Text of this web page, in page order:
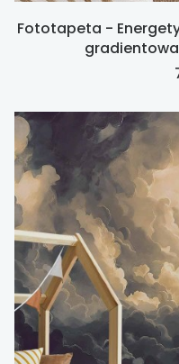
Fototapeta -